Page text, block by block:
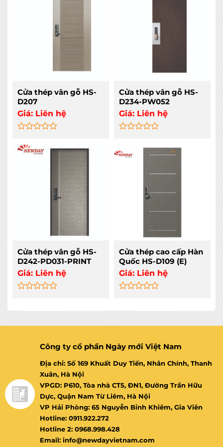
Cửa thép vân gỗ HS-
D207
Giá: Liên hệ
0
out
Cửa thép vân gỗ HS-
D234-PW052
Giá: Liên hệ
out
Cửa thép vân gỗ HS-
D242-PD031-PRINT
Giá: Liên hệ
out
of
Cửa thép cao cấp Hàn
Quốc HS-D109 (E)
Giá: Liên hệ
out
of
Công ty cổ phần Ngày mới Việt Nam
Địa chỉ: Số 169 Khuất Duy Tiến, Nhân Chính, Thanh
Xuân, Hà Nội
VPGD: P610, Tòa nhà CT5, ĐN1, Đường Trần Hữu
Dực, Quận Nam Từ Liêm, Hà Nội
VP Hải Phòng: 65 Nguyễn Bỉnh Khiêm, Gia Viên
Hotline: 0911.922.272
Hotline 2: 0968.998.428
Email: info@newdayvietnam.com